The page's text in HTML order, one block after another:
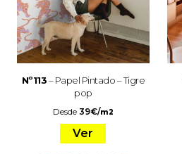
Nº113– Papel Pintado – Tigre
pop
Desde 39€/m2
Ver